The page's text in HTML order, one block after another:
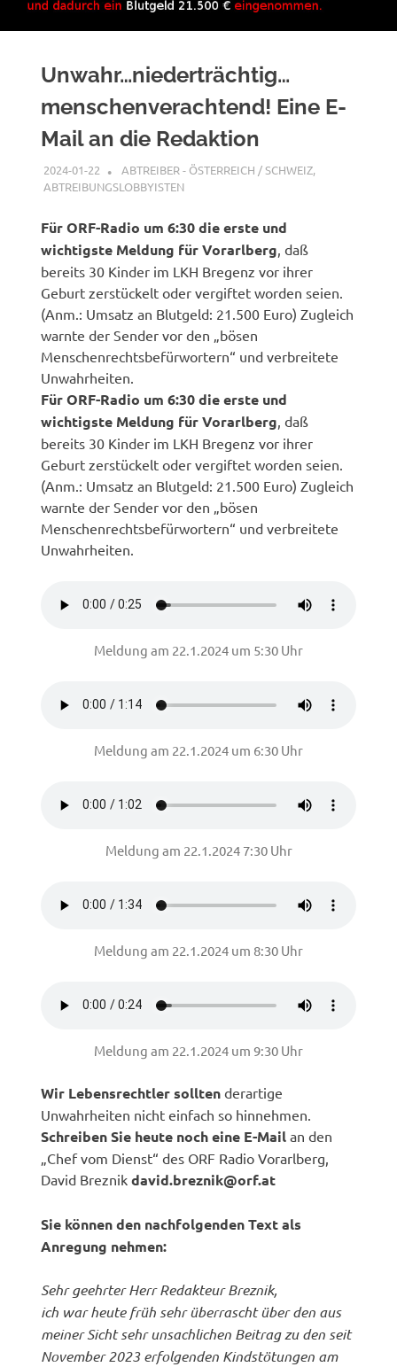
Unwahr…niederträchtig…
menschenverachtend! Eine E-
Mail an die Redaktion
2024-01-22 XX
ABTREIBER - ÖSTERREICH / SCHWEIZ,
ABTREIBUNGSLOBBYISTEN
Für ORF-Radio um 6:30 die erste und
wichtigste Meldung für Vorarlberg , daß
bereits 30 Kinder im LKH Bregenz vor ihrer
Geburt zerstückelt oder vergiftet worden seien.
(Anm.: Umsatz an Blutgeld: 21.500 Euro) Zugleich
warnte der Sender vor den „bösen
Menschenrechtsbefürwortern“ und verbreitete
Unwahrheiten.
Für ORF-Radio um 6:30 die erste und
wichtigste Meldung für Vorarlberg , daß
bereits 30 Kinder im LKH Bregenz vor ihrer
Geburt zerstückelt oder vergiftet worden seien.
(Anm.: Umsatz an Blutgeld: 21.500 Euro) Zugleich
warnte der Sender vor den „bösen
Menschenrechtsbefürwortern“ und verbreitete
Unwahrheiten.
Meldung am 22.1.2024 um 5:30 Uhr
Meldung am 22.1.2024 um 6:30 Uhr
Meldung am 22.1.2024 7:30 Uhr
Meldung am 22.1.2024 um 8:30 Uhr
Meldung am 22.1.2024 um 9:30 Uhr
Wir Lebensrechtler sollten derartige
Unwahrheiten nicht einfach so hinnehmen.
Schreiben Sie heute noch eine E-Mail an den
„Chef vom Dienst“ des ORF Radio Vorarlberg,
David Breznikdavid.breznik@orf.at
Sie können den nachfolgenden Text als
Anregung nehmen:
Sehr geehrter Herr Redakteur Breznik,
ich war heute früh sehr überrascht über den aus
meiner Sicht sehr unsachlichen Beitrag zu den seit
November 2023 erfolgenden Kindstötungen am